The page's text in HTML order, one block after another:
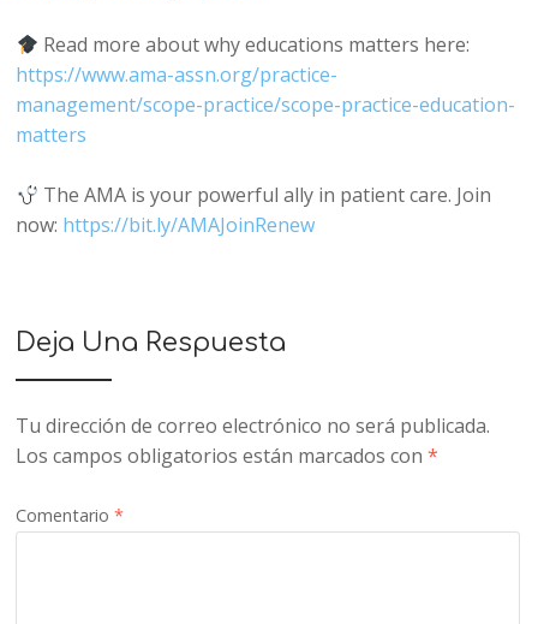
Read more about why educations matters here:
https://www.ama-assn.org/practice-
management/scope-practice/scope-practice-education-
matters
The AMA is your powerful ally in patient care. Join
now: https://bit.ly/AMAJoinRenew
Deja Una Respuesta
Tu dirección de correo electrónico no será publicada.
Los campos obligatorios están marcados con*
Comentario*